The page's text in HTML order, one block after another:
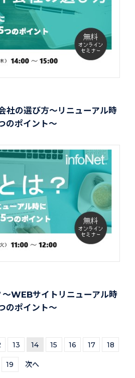
社の選び方～リニューアル時
のポイント～
～WEBサイトリニューアル時
のポイント～
13 14 15 16 17 18
19 次へ